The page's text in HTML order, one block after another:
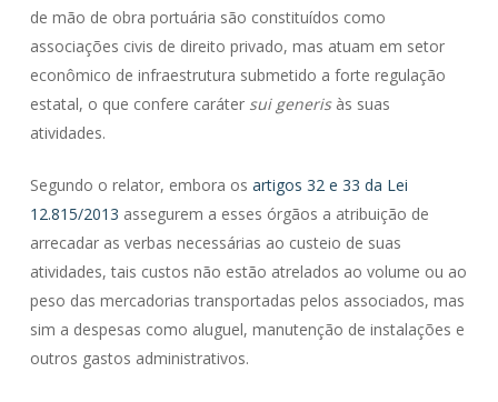
de mão de obra portuária são constituídos como
associações civis de direito privado, mas atuam em setor
econômico de infraestrutura submetido a forte regulação
estatal, o que confere caráter sui generisàs suas
atividades.
Segundo o relator, embora os artigos 32 e 33 da Lei
12.815/2013 assegurem a esses órgãos a atribuição de
arrecadar as verbas necessárias ao custeio de suas
atividades, tais custos não estão atrelados ao volume ou ao
peso das mercadorias transportadas pelos associados, mas
sim a despesas como aluguel, manutenção de instalações e
outros gastos administrativos.